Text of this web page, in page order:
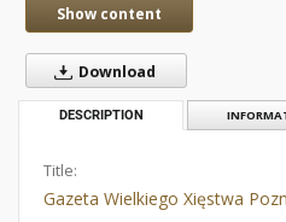
Show content
Download
DESCRIPTION
Title:
Gazeta Wielkiego Xięstwa